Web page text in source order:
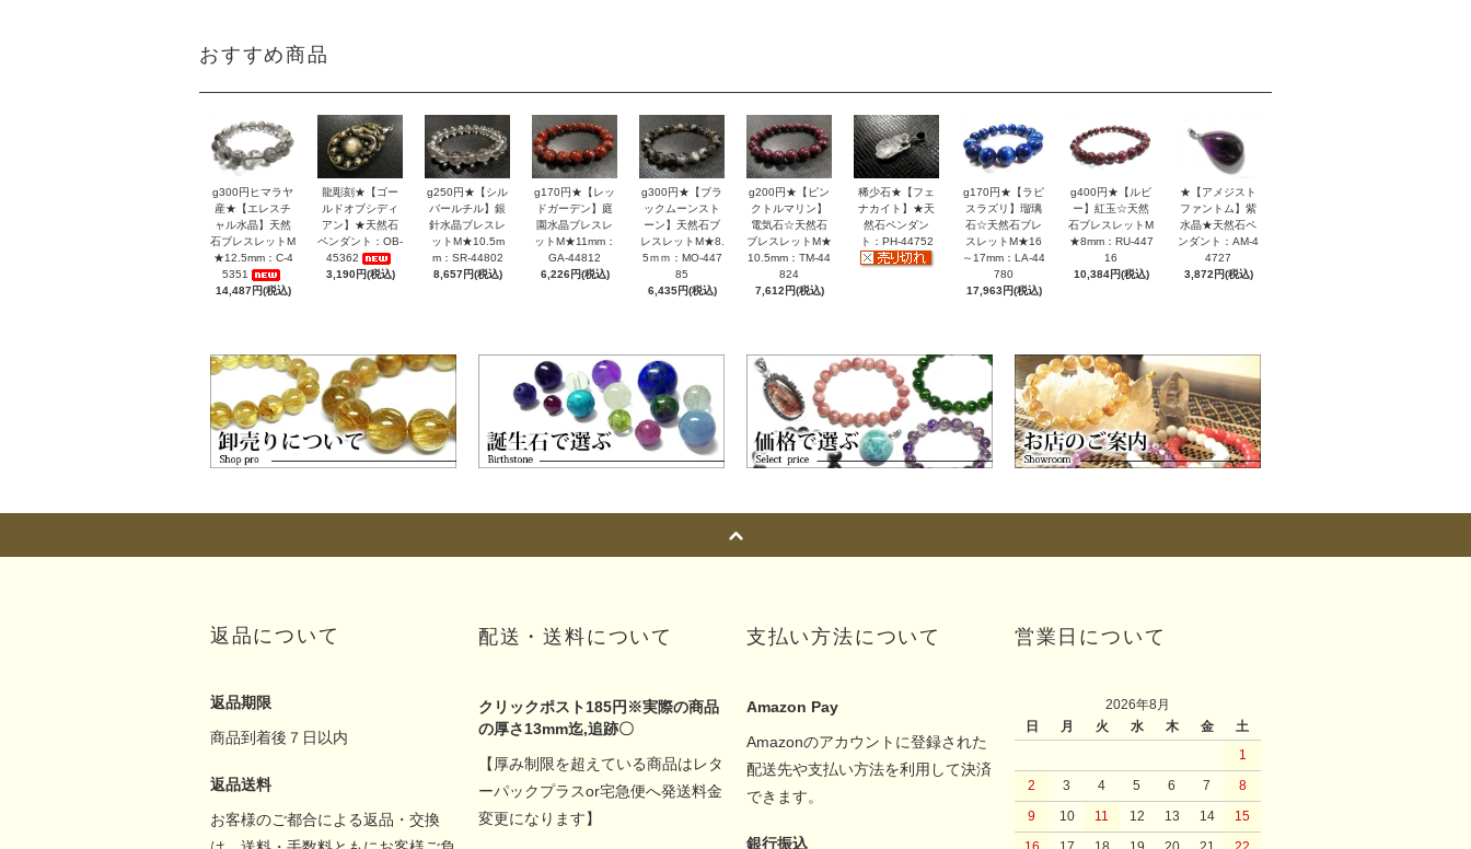
おすすめ商品
g300円ヒマラヤ
産★【エレスチ
ャル水晶】天然
石ブレスレットM
★12.5mm：C-4
5351
14,487円(税込)
龍彫刻★【ゴー
ルドオブシディ
アン】★天然石
ペンダント：OB-
45362
3,190円(税込)
g250円★【シル
バールチル】銀
針水晶ブレスレ
ットM★10.5m
m：SR-44802
8,657円(税込)
g170円★【レッ
ドガーデン】庭
園水晶ブレスレ
ットM★11mm：
GA-44812
6,226円(税込)
g300円★【ブラ
ックムーンスト
ーン】天然石ブ
レスレットM★8.
5ｍｍ：MO-447
85
6,435円(税込)
g200円★【ピン
クトルマリン】
電気石☆天然石
ブレスレットM★
10.5mm：TM-44
824
7,612円(税込)
稀少石★【フェ
ナカイト】★天
然石ペンダン
ト：PH-44752
g170円★【ラピ
スラズリ】瑠璃
石☆天然石ブレ
スレットM★16
～17mm：LA-44
780
17,963円(税込)
g400円★【ルビ
ー】紅玉☆天然
石ブレスレットM
★8mm：RU-447
16
10,384円(税込)
★【アメジスト
ファントム】紫
水晶★天然石ペ
ンダント：AM-4
4727
3,872円(税込)
返品について
返品期限
商品到着後７日以内
返品送料
お客様のご都合による返品・交換
配送・送料について
クリックポスト185円※実際の商品
の厚さ13mm迄,追跡〇
【厚み制限を超えている商品はレタ
ーパックプラスor宅急便へ発送料金
変更になります】
支払い方法について
Amazon Pay
Amazonのアカウントに登録された
配送先や支払い方法を利用して決済
できます。
銀行振込
営業日について
2026年8月
日
月 火 水 木 金
土
1
2
3 4 5 6 7
8
9
10 11 12 13 14
15